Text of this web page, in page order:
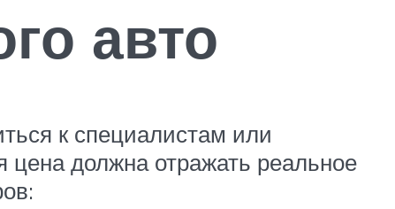
авто
к специалистам или
цена должна отражать реальное